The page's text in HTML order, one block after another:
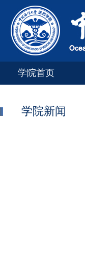
学院首页
学院新闻